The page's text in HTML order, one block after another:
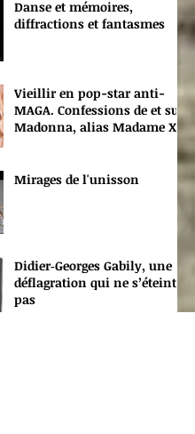
Danse et mémoires,
diffractions et fantasmes
Vieillir en pop-star anti-
MAGA. Confessions de et sur
Madonna, alias Madame X
Mirages de l'unisson
Didier‑Georges Gabily, une
déflagration qui ne s’éteint
pas